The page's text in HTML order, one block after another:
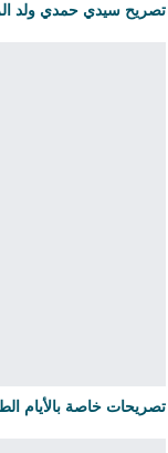
تصريح سيدي حمدي ولد
تصريحات خاصة بالأيام